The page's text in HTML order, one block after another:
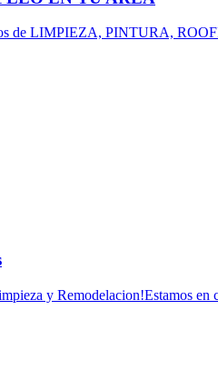
de LIMPIEZA, PINTURA,
y Remodelacion!Estamos